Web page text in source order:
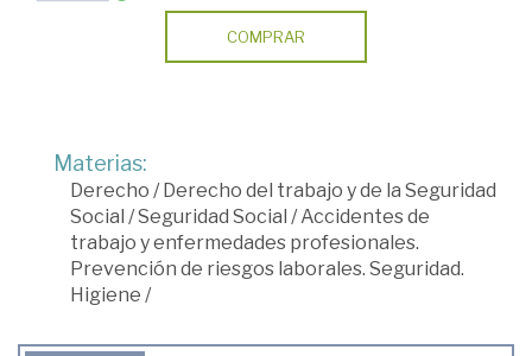
COMPRAR
Materias:
Derecho /Derecho del trabajo y de la Seguridad
Social /Seguridad Social /Accidentes de
trabajo y enfermedades profesionales.
Prevención de riesgos laborales. Seguridad.
Higiene /